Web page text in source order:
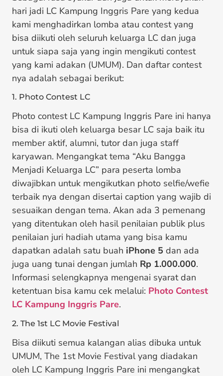
hari jadi LC Kampung Inggris Pare yang kedua
kami menghadirkan lomba atau contest yang
bisa diikuti oleh seluruh keluarga LC dan juga
untuk siapa saja yang ingin mengikuti contest
yang kami adakan (UMUM). Dan daftar contest
nya adalah sebagai berikut:
1. Photo Contest LC
Photo contest LC Kampung Inggris Pare ini hanya
bisa di ikuti oleh keluarga besar LC saja baik itu
member aktif, alumni, tutor dan juga staff
karyawan. Mengangkat tema “Aku Bangga
Menjadi Keluarga LC” para peserta lomba
diwajibkan untuk mengikutkan photo selfie/wefie
terbaik nya dengan disertai caption yang wajib di
sesuaikan dengan tema. Akan ada 3 pemenang
yang ditentukan oleh hasil penilaian publik plus
penilaian juri hadiah utama yang bisa kamu
dapatkan adalah satu buah iPhone 5 dan ada
juga uang tunai dengan jumlah Rp 1.000.000.
Informasi selengkapnya mengenai syarat dan
ketentuan bisa kamu cek melalui: Photo Contest
LC Kampung Inggris Pare.
2. The 1st LC Movie Festival
Bisa diikuti semua kalangan alias dibuka untuk
UMUM, The 1st Movie Festival yang diadakan
oleh LC Kampung Inggris Pare ini mengangkat